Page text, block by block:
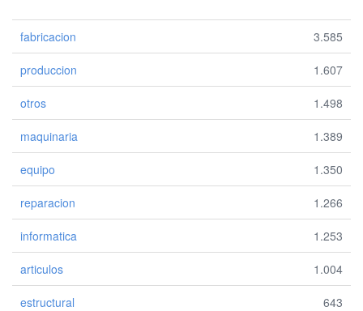
fabricacion 3.585
produccion 1.607
otros 1.498
maquinaria 1.389
equipo 1.350
reparacion 1.266
informatica 1.253
articulos 1.004
estructural 643